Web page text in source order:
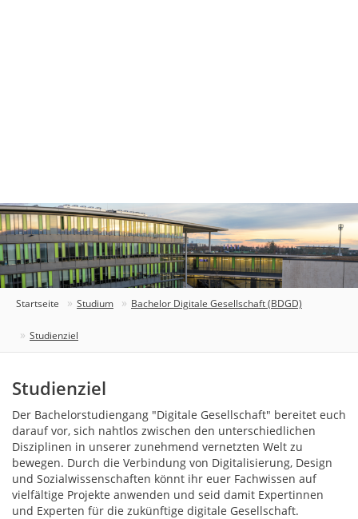
Startseite Studium Bachelor Digitale Gesellschaft (BDGD)
Studienziel
Studienziel
Der Bachelorstudiengang "Digitale Gesellschaft" bereitet euch
darauf vor, sich nahtlos zwischen den unterschiedlichen
Disziplinen in unserer zunehmend vernetzten Welt zu
bewegen. Durch die Verbindung von Digitalisierung, Design
und Sozialwissenschaften könnt ihr euer Fachwissen auf
vielfältige Projekte anwenden und seid damit Expertinnen
und Experten für die zukünftige digitale Gesellschaft.